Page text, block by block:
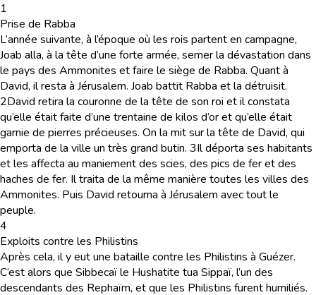
1
Prise de Rabba
L’année suivante, à l’époque où les rois partent en campagne,
Joab alla, à la tête d’une forte armée, semer la dévastation dans
le pays des Ammonites et faire le siège de Rabba. Quant à
David, il resta à Jérusalem. Joab battit Rabba et la détruisit.
2David retira la couronne de la tête de son roi et il constata
qu’elle était faite d’une trentaine de kilos d’or et qu’elle était
garnie de pierres précieuses. On la mit sur la tête de David, qui
emporta de la ville un très grand butin. 3Il déporta ses habitants
et les affecta au maniement des scies, des pics de fer et des
haches de fer. Il traita de la même manière toutes les villes des
Ammonites. Puis David retourna à Jérusalem avec tout le
peuple.
4
Exploits contre les Philistins
Après cela, il y eut une bataille contre les Philistins à Guézer.
C’est alors que Sibbecaï le Hushatite tua Sippaï, l’un des
descendants des Rephaïm, et que les Philistins furent humiliés.